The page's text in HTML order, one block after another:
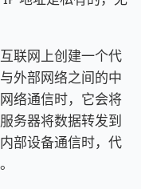
联网上创建一个代
外部网络之间的中
络通信时，它会将
务器将数据转发到
部设备通信时，代